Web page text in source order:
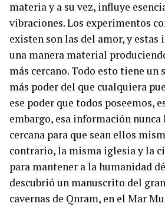
materia y a su vez, influye
vibraciones. Los experimentos
existen son las del amor, y
una manera material
más cercano. Todo esto tiene
más poder del que cualquiera
ese poder que todos poseemos,
embargo, esa información nunca
cercana para que sean ellos
contrario, la misma iglesia y la
para mantener a la humanidad
descubrió un manuscrito del
cavernas de Qnram, en el Mar